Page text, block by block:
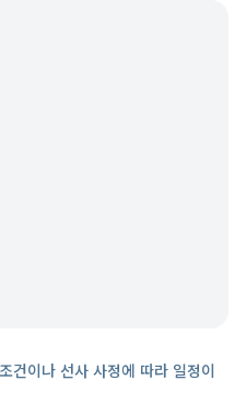
건이나 선사 사정에 따라 일정이